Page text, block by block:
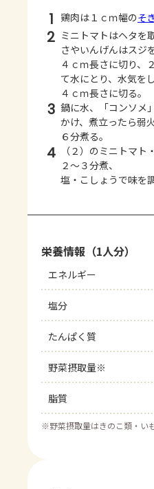
1 鶏肉は１ｃｍ幅のそ
2 ミニトマトはヘタを
さやいんげんはスジ
４ｃｍ長さに切り、
て水にとり、水気を
４ｃｍ長さに切る。
3 鍋に水、「コンソメ
かけ、煮立ったら弱
６分煮る。
4
（２）のミニトマ
２～３分煮、
塩・こしょうで味を
栄養情報（1人分）
エネルギー
塩分
たんぱく質
野菜摂取量※
脂質
※野菜摂取量はきのこ類・い